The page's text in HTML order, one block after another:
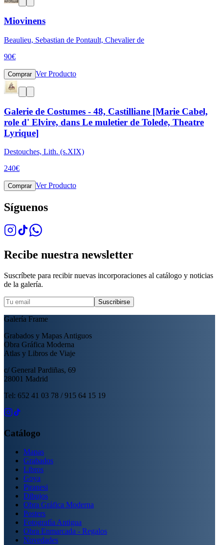
Miovinens
Beaulieu, Sebastian de Pontault, Chevalier de
90€
Comprar Ver Producto
Galerie de Costumes - 48, Castilliane [Marie Cabel,
role d' Elvire, dans Le muletier de Tolede, Theatre
Lyrique]
Destouches, Lith. (s.XIX)
240€
Comprar Ver Producto
Síguenos
Recibe nuestra newsletter
Suscríbete para recibir nuevas incorporaciones al catálogo y noticias
de la galería.
Suscribirse
Galería Frame
Grabados y Mapas Antiguos
Obra Gráfica Moderna
Atlas y Libros de Viaje
c/ General Pardiñas, 69
28001 Madrid
Tel: 652 41 03 78 / 915 64 15 19
Catálogo
Mapas
Grabados
Libros
Goya
Piranesi
Dibujos
Obra Gráfica Moderna
Posters
Fotografía Antigua
Obra Enmarcada - Regalos
Novedades